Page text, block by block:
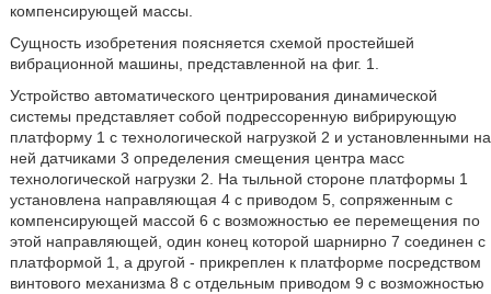
компенсирующей массы.
Сущность изобретения поясняется схемой простейшей
вибрационной машины, представленной на фиг. 1.
Устройство автоматического центрирования динамической
системы представляет собой подрессоренную вибрирующую
платформу 1 с технологической нагрузкой 2 и установленными на
ней датчиками 3 определения смещения центра масс
технологической нагрузки 2. На тыльной стороне платформы 1
установлена направляющая 4 с приводом 5, сопряженным с
компенсирующей массой 6 с возможностью ее перемещения по
этой направляющей, один конец которой шарнирно 7 соединен с
платформой 1, а другой - прикреплен к платформе посредством
винтового механизма 8 с отдельным приводом 9 с возможностью